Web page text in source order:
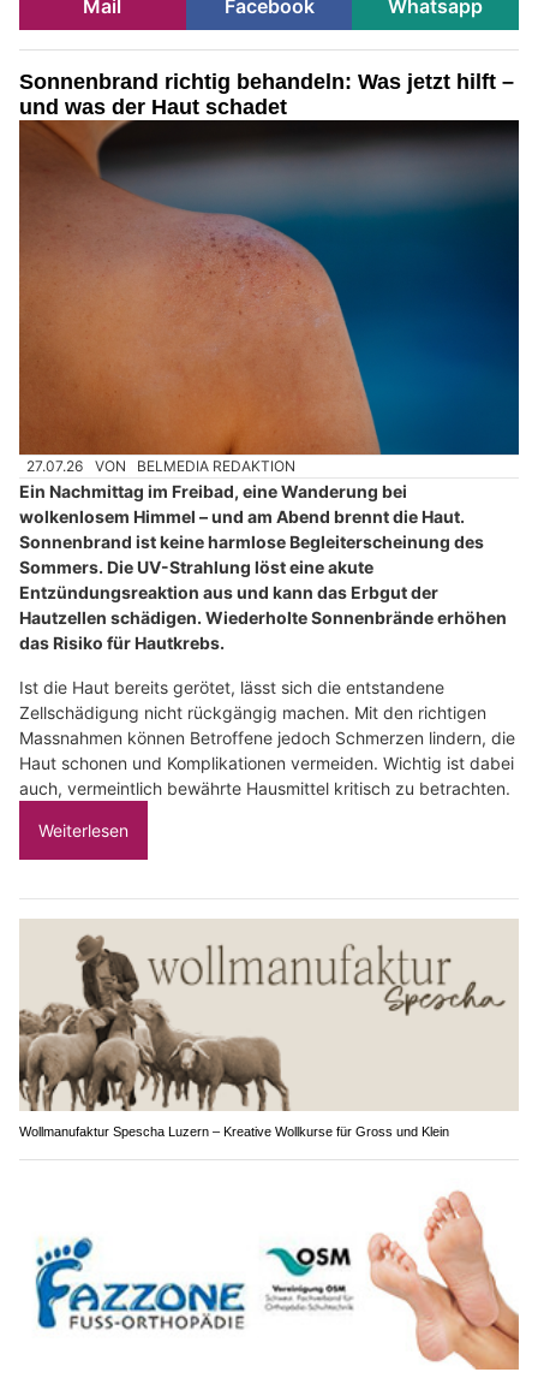
Mail
Facebook Whatsapp
Sonnenbrand richtig behandeln: Was jetzt hilft –
und was der Haut schadet
27.07.26 VON BELMEDIA REDAKTION
Ein Nachmittag im Freibad, eine Wanderung bei
wolkenlosem Himmel – und am Abend brennt die Haut.
Sonnenbrand ist keine harmlose Begleiterscheinung des
Sommers. Die UV-Strahlung löst eine akute
Entzündungsreaktion aus und kann das Erbgut der
Hautzellen schädigen. Wiederholte Sonnenbrände erhöhen
das Risiko für Hautkrebs.
Ist die Haut bereits gerötet, lässt sich die entstandene
Zellschädigung nicht rückgängig machen. Mit den richtigen
Massnahmen können Betroffene jedoch Schmerzen lindern, die
Haut schonen und Komplikationen vermeiden. Wichtig ist dabei
auch, vermeintlich bewährte Hausmittel kritisch zu betrachten.
Weiterlesen
Wollmanufaktur Spescha Luzern – Kreative Wollkurse für Gross und Klein